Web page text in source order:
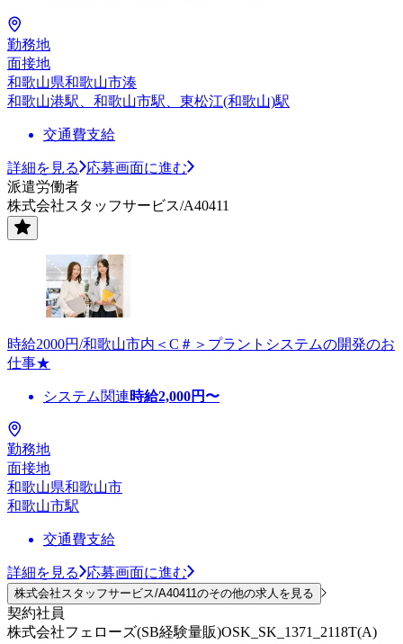
勤務地
面接地
和歌山県和歌山市湊
和歌山港駅、和歌山市駅、東松江(和歌山)駅
交通費支給
詳細を見る
応募画面に進む
派遣労働者
株式会社スタッフサービス/A40411
時給2000円/和歌山市内＜C＃＞プラントシステムの開発のお
仕事★
システム関連時給2,000円〜
勤務地
面接地
和歌山県和歌山市
和歌山市駅
交通費支給
詳細を見る 応募画面に進む
株式会社スタッフサービス/A40411のその他の求人を見る
契約社員
株式会社フェローズ(SB経験量販)OSK_SK_1371_2118T(A)